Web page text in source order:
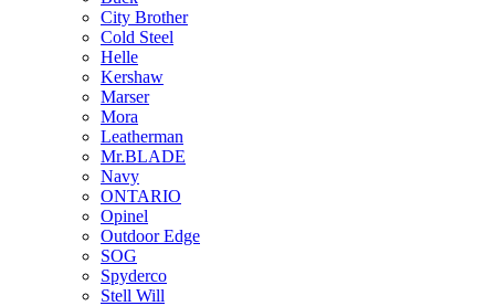
City Brother
Cold Steel
Helle
Kershaw
Marser
Mora
Leatherman
Mr.BLADE
Navy
ONTARIO
Opinel
Outdoor Edge
SOG
Spyderco
Stell Will